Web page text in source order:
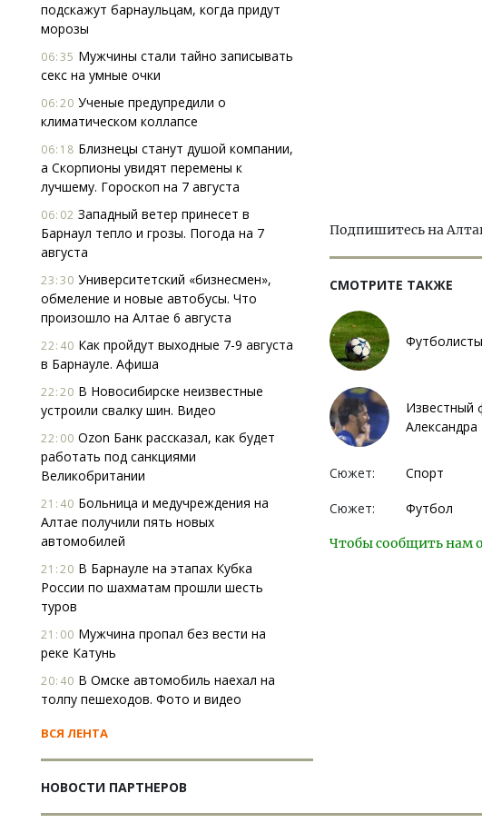
подскажут барнаульцам, когда придут
морозы
06:35 Мужчины стали тайно записывать
секс на умные очки
06:20 Ученые предупредили о
климатическом коллапсе
06:18 Близнецы станут душой компании,
а Скорпионы увидят перемены к
лучшему. Гороскоп на 7 августа
06:02 Западный ветер принесет в
Барнаул тепло и грозы. Погода на 7
августа
23:30 Университетский «бизнесмен»,
обмеление и новые автобусы. Что
произошло на Алтае 6 августа
22:40 Как пройдут выходные 7-9 августа
в Барнауле. Афиша
22:20 В Новосибирске неизвестные
устроили свалку шин. Видео
22:00 Ozon Банк рассказал, как будет
работать под санкциями
Великобритании
21:40 Больница и медучреждения на
Алтае получили пять новых
автомобилей
21:20 В Барнауле на этапах Кубка
России по шахматам прошли шесть
туров
21:00 Мужчина пропал без вести на
реке Катунь
20:40 В Омске автомобиль наехал на
толпу пешеходов. Фото и видео
ВСЯ ЛЕНТА
НОВОСТИ ПАРТНЕРОВ
Подпишитесь на
СМОТРИТЕ ТАКЖЕ
Известный
Сюжет: Спорт
Сюжет: Футбол
Чтобы сообщить нам